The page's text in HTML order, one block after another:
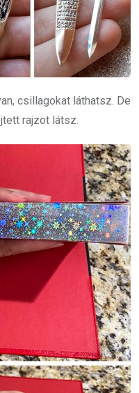
csillagokat láthatsz. De
rajzot látsz.